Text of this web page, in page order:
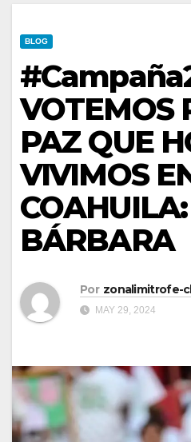
BLOG
VOTEMOS
PAZ QUE
VIVIMOS
BÁRBARA
Por zonalimitrofe-
MAY 29, 2024